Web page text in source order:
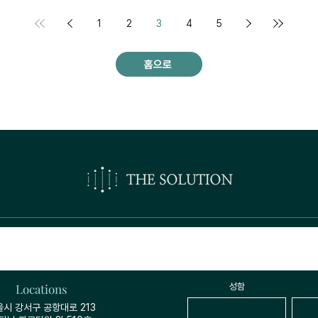
1 2 3 4 5
홈으로
Locations
시 강서구 공항대로 213
성함